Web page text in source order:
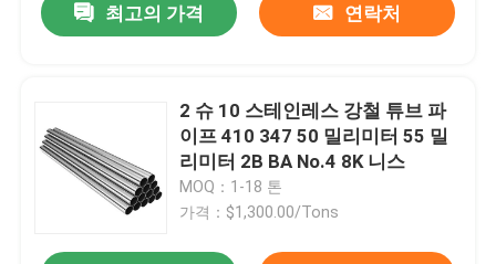
최고의 가격 연락처
2 슈 10 스테인레스 강철 튜브 파
이프 410 347 50 밀리미터 55 밀
리미터 2B BA No.4 8K 니스
MOQ：1-18 톤
가격：$1,300.00/Tons